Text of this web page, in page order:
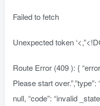
Failed to fetch
Unexpected token
Route Error (409 ): {
Please start
null, “code”: “invalid